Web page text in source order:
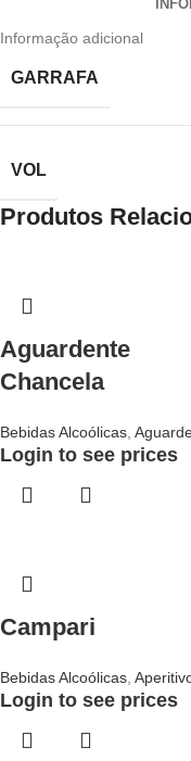
Informação adicional
GARRAFA
VOL
Produtos
Aguardente
Chancela
Bebidas Alcoólicas,
Login to see prices
Campari
Bebidas Alcoólicas,
Login to see prices